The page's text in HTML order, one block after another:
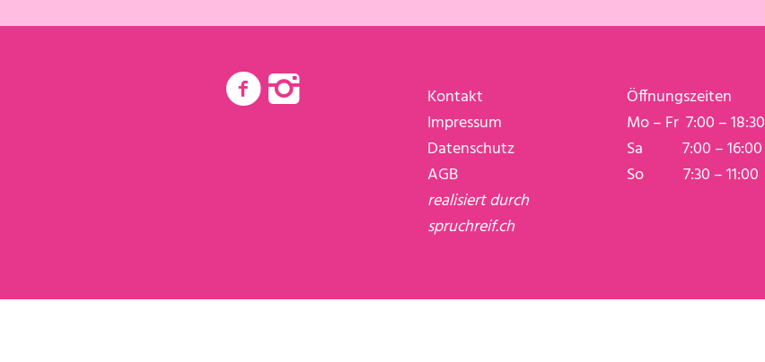
Kontakt
Impressum
Datenschutz
AGB
realisiert durch
spruchreif.ch
Öffnungszeiten
Mo – Fr 7:00 – 18:30
Sa 7:00 – 16:00
So 7:30 – 11:00